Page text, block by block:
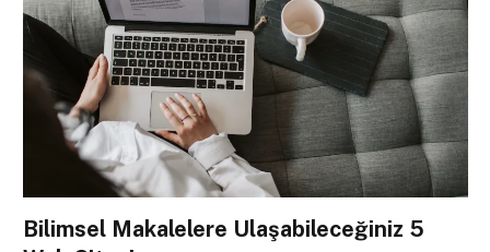
Bilimsel Makalelere Ulaşabileceğiniz 5